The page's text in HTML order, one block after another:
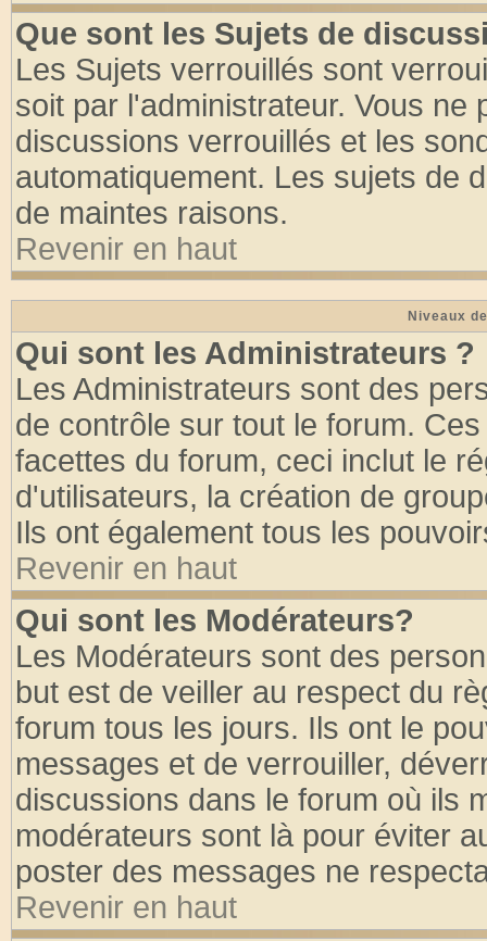
Que sont les Sujets de
Les Sujets verrouillés sont
soit par l'administrateur. Vous
discussions verrouillés et les
automatiquement. Les sujets de
de maintes raisons.
Revenir en haut
Niveaux
Qui sont les Administrateurs ?
Les Administrateurs sont des
de contrôle sur tout le forum.
facettes du forum, ceci inclut le
d'utilisateurs, la création de
Ils ont également tous les
Revenir en haut
Qui sont les Modérateurs?
Les Modérateurs sont des
but est de veiller au respect du
forum tous les jours. Ils ont le
messages et de verrouiller,
discussions dans le forum où ils
modérateurs sont là pour éviter
poster des messages ne
Revenir en haut